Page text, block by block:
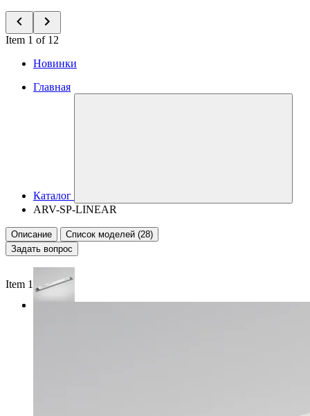
Item 1 of 12
Новинки
Главная
Каталог
ARV-SP-LINEAR
Описание
Список моделей (28)
Задать вопрос
Item 1 of 2